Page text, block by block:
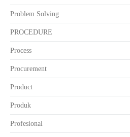
Problem Solving
PROCEDURE
Process
Procurement
Product
Produk
Profesional